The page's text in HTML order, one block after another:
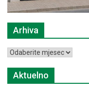
Arhiva
Arhiva
Aktuelno